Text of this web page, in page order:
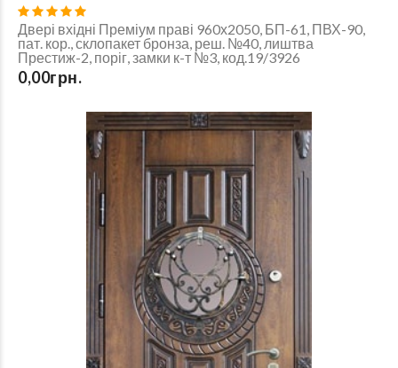
Двері вхідні Преміум праві 960х2050, БП-61, ПВХ-90,
пат. кор., склопакет бронза, реш. №40, лиштва
Престиж-2, поріг, замки к-т №3, код.19/3926
0,00грн.